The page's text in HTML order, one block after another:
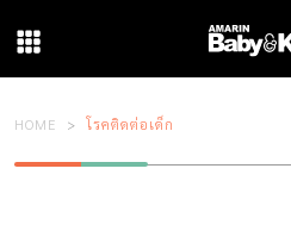
HOME โรคติดต่อเด็ก